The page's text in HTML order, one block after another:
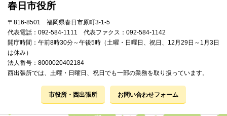
春日市役所
〒816-8501 福岡県春日市原町3-1-5
代表電話：092-584-1111 代表ファクス：092-584-1142
開庁時間：午前8時30分～午後5時（土曜・日曜日、祝日、12月29日～1月3日
は休み）
法人番号：8000020402184
西出張所では、土曜・日曜日、祝日でも一部の業務を取り扱っています。
市役所・西出張所 お問い合わせフォーム